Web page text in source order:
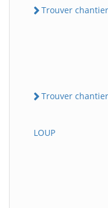
Trouver
Trouver chantier
LOUP